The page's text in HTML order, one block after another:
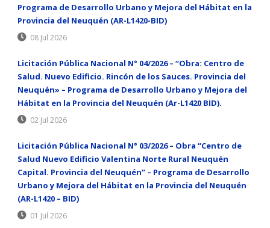
Programa de Desarrollo Urbano y Mejora del Hábitat en la
Provincia del Neuquén (AR-L1420-BID)
08 Jul 2026
Licitación Pública Nacional N° 04/2026 – “Obra: Centro de
Salud. Nuevo Edificio. Rincón de los Sauces. Provincia del
Neuquén» – Programa de Desarrollo Urbano y Mejora del
Hábitat en la Provincia del Neuquén (Ar-L1420 BID).
02 Jul 2026
Licitación Pública Nacional N° 03/2026 – Obra “Centro de
Salud Nuevo Edificio Valentina Norte Rural Neuquén
Capital. Provincia del Neuquén” – Programa de Desarrollo
Urbano y Mejora del Hábitat en la Provincia del Neuquén
(AR-L1420 – BID)
01 Jul 2026